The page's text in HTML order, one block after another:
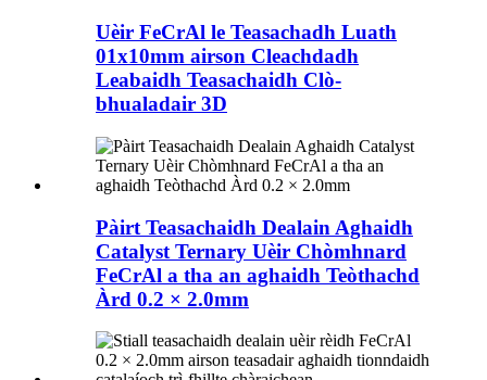
Uèir FeCrAl le Teasachadh Luath
01x10mm airson Cleachdadh
Leabaidh Teasachaidh Clò-
bhualadair 3D
Pàirt Teasachaidh Dealain Aghaidh
Catalyst Ternary Uèir Chòmhnard
FeCrAl a tha an aghaidh Teòthachd
Àrd 0.2 × 2.0mm